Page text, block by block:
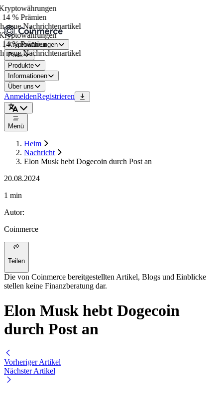
% Prämien
Nachrichtenartikel
% Prämien
Nachrichtenartikel
Kryptowährungen
Preis
Produkte
Informationen
Über uns
AnmeldenRegistrieren
Menü
Heim
Nachricht
Elon Musk hebt Dogecoin durch Post an
20.08.2024
1 min
Autor:
Coinmerce
Teilen
Die von Coinmerce bereitgestellten Artikel, Blogs und Einblicke
stellen keine Finanzberatung dar.
Elon Musk hebt Dogecoin
durch Post an
Vorheriger Artikel
Nächster Artikel